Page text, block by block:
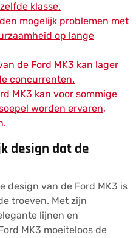
klasse.
mogelijk problemen met
op lange
de Ford MK3 kan lager
concurrenten.
MK3 kan voor sommige
worden ervaren,
design dat de
design van de Ford MK3 is
troeven. Met zijn
lijnen en
MK3 moeiteloos de